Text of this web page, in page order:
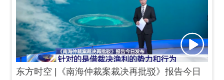
东方时空 |《南海仲裁案裁决再批驳》报告今日